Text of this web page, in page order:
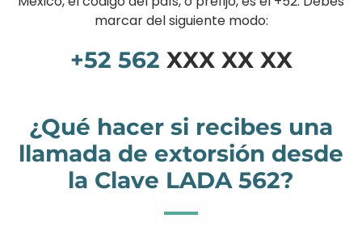
marcar del siguiente modo:
+52 562 XXX XX XX
¿Qué hacer si recibes una
llamada de extorsión desde
la Clave LADA 562?